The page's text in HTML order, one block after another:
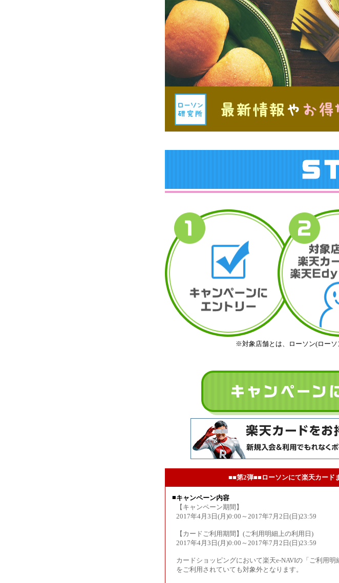
※対象店舗とは、ローソン(ローソ
■■第2弾■■ローソンにて楽天カード
■キャンペーン内容
【キャンペーン期間】
2017年4月3日(月)0:00～2017年7月2日(日)23:59
【カードご利用期間】(ご利用明細上の利用日)
2017年4月3日(月)0:00～2017年7月2日(日)23:59
カードショッピングにおいて楽天e-NAVIの「ご利用
をご利用されていても対象外となります。